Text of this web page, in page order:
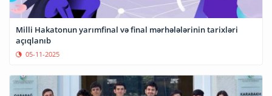
Milli Hakatonun yarımfinal və final mərhələlərinin tarixləri
açıqlanıb
05-11-2025